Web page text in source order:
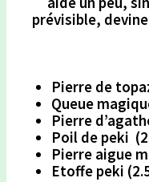
prévisible,
Pierre de
Queue
Pierre
Poil de peki
Pierre aigue
Etoffe peki